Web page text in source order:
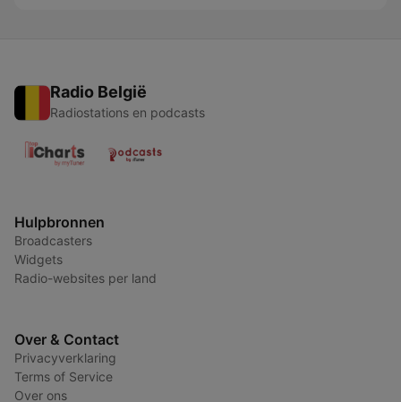
Radio België
Radiostations en podcasts
Hulpbronnen
Broadcasters
Widgets
Radio-websites per land
Over & Contact
Privacyverklaring
Terms of Service
Over ons